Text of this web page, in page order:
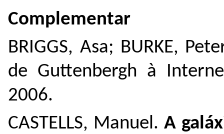
Complementar
BRIGGS, Asa; BURKE,
de Guttenbergh à
2006.
CASTELLS, Manuel.A